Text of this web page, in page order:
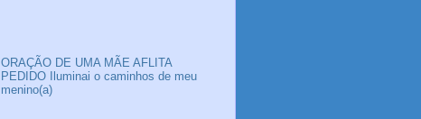
ORAÇÃO DE UMA MÃE AFLITA
PEDIDO Iluminai o caminhos de meu
menino(a)